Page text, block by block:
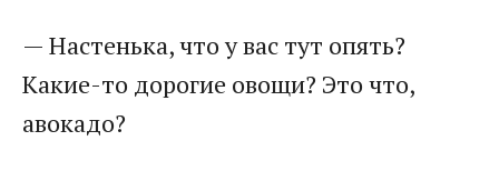
— Настенька, что у вас тут опять?
Какие-то дорогие овощи? Это что,
авокадо?